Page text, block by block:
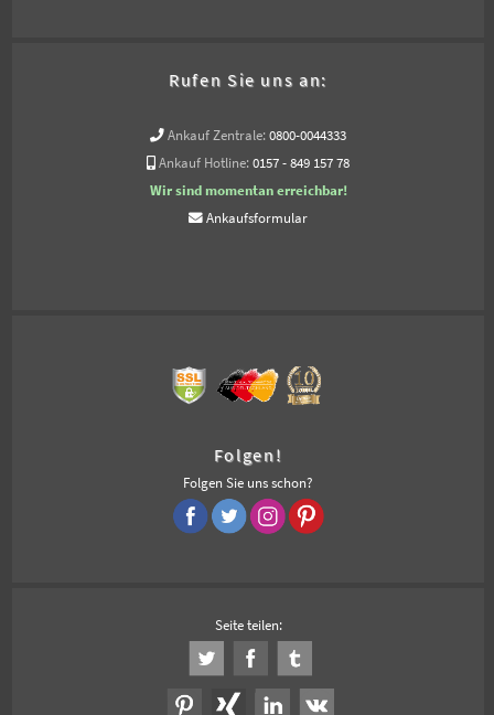
Rufen Sie uns an:
Ankauf Zentrale: 0800-0044333
Ankauf Hotline: 0157 - 849 157 78
Wir sind momentan erreichbar!
Ankaufsformular
Folgen!
Folgen Sie uns schon?
Seite teilen: